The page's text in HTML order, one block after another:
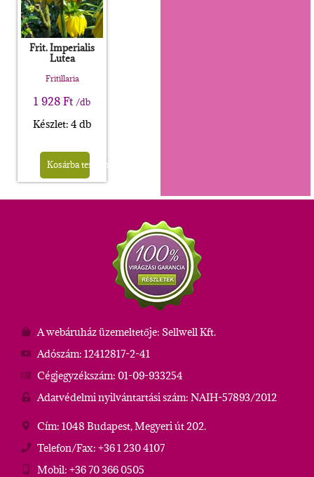
Frit. Imperialis
Lutea
Fritillaria
1 928Ft /db
Készlet: 4 db
Kosárba teszem
A webáruház üzemeltetője: Sellwell Kft.
Adószám: 12412817-2-41
Cégjegyzékszám: 01-09-933254
Adatvédelmi nyilvántartási szám: NAIH-57893/2012
Cím: 1048 Budapest, Megyeri út 202.
Telefon/Fax: +36 1 230 4107
Mobil: +36 70 366 0505